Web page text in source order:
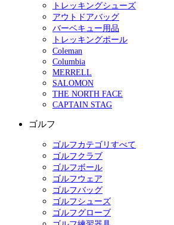
トレッキングシューズ
アウトドアバッグ
バーベキュー用品
トレッキングポール
Coleman
Columbia
MERRELL
SALOMON
THE NORTH FACE
CAPTAIN STAG
ゴルフ
ゴルフカテゴリすべて
ゴルフクラブ
ゴルフボール
ゴルフウェア
ゴルフバッグ
ゴルフシューズ
ゴルフグローブ